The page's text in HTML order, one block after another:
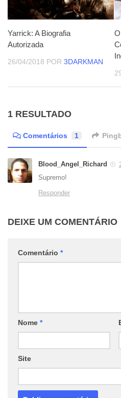
Yarrick: A Biografia
Autorizada
26/04/2018 POR 3DARKMAN
1 RESULTADO
Comentários 1
Blood_Angel_Richard
Supremo!
Responder
DEIXE UM COMENTÁRIO
Comentário *
Nome *
Site